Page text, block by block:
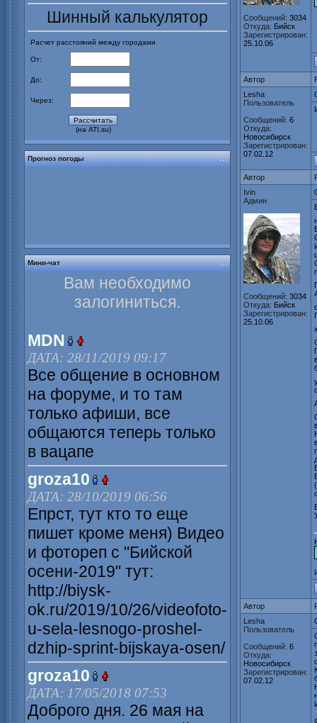
Шинный калькулятор
Расчет расстояний между городами
От:
До:
Через:
(на ATI.su)
Прогноз погоды
Мини-чат
Вам необходимо
залогиниться.
MDN
ДАТА: 28/11/2019 09:17
Все общение в основном
на форуме, и то там
только афиши, все
общаются теперь только
в вацапе
groza10
ДАТА: 28/10/2019 06:56
Епрст, тут кто то еще
пишет кроме меня) Видео
и фотореп с "Бийской
осени-2019" тут:
http://biysk-
ok.ru/2019/10/26/videofoto-
u-sela-lesnogo-proshel-
dzhip-sprint-bijskaya-osen/
groza10
ДАТА: 17/05/2018 07:53
Доброго дня. 26 мая на
Сообщений: 3034
Откуда: Бийск
Зарегистрирован:
25.10.06
Автор
Lesha
Пользователь
Сообщений: 6
Откуда:
Новосибирск
Зарегистрирован:
07.02.12
Автор
Ivin
Админ
Сообщений: 3034
Откуда: Бийск
Зарегистрирован:
25.10.06
Автор
Lesha
Пользователь
Сообщений: 6
Откуда:
Новосибирск
Зарегистрирован:
07.02.12